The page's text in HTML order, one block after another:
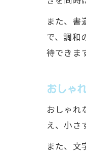
また、書
で、調和
待できま
おしゃ
おしゃれ
え、小さ
また、文